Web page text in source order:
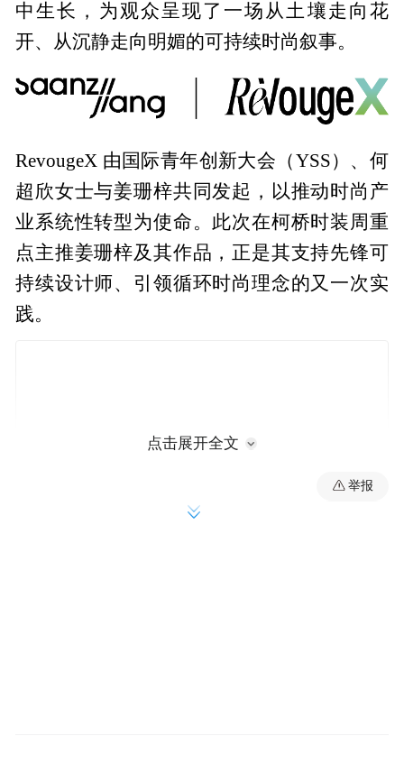
中生长，为观众呈现了一场从土壤走向花
开、从沉静走向明媚的可持续时尚叙事。
RevougeX 由国际青年创新大会（YSS）、何
超欣女士与姜珊梓共同发起，以推动时尚产
业系统性转型为使命。此次在柯桥时装周重
点主推姜珊梓及其作品，正是其支持先锋可
持续设计师、引领循环时尚理念的又一次实
践。
点击展开全文
举报